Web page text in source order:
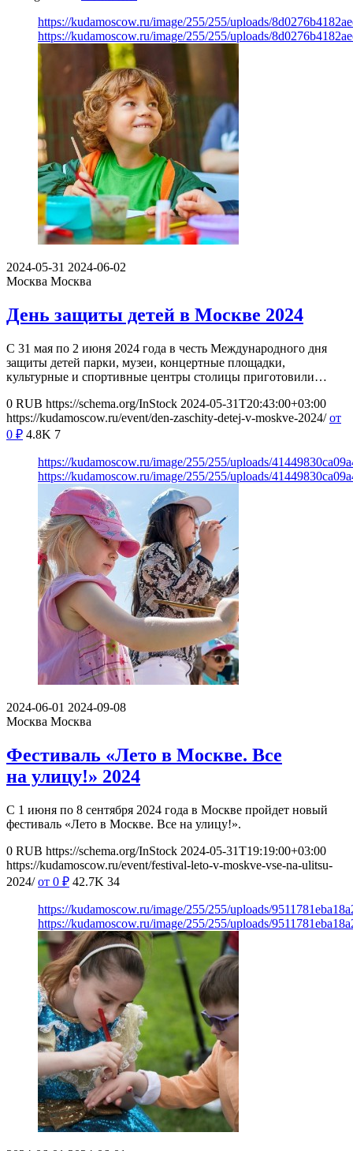
https://kudamoscow.ru/image/255/255/uploads/
https://kudamoscow.ru/image/255/255/uploads/
2024-05-31 2024-06-02
Москва Москва
День защиты детей в Москве 2024
С 31 мая по 2 июня 2024 года в честь Международного дня
защиты детей парки, музеи, концертные площадки,
культурные и спортивные центры столицы приготовили…
0 RUB https://schema.org/InStock 2024-05-31T20:43:00+03:00
https://kudamoscow.ru/event/den-zaschity-detej-v-moskve-2024/ от
0 ₽ 4.8K 7
https://kudamoscow.ru/image/255/255/uploads/
https://kudamoscow.ru/image/255/255/uploads/
2024-06-01 2024-09-08
Москва Москва
Фестиваль «Лето в Москве. Все
на улицу!» 2024
С 1 июня по 8 сентября 2024 года в Москве пройдет новый
фестиваль «Лето в Москве. Все на улицу!».
0 RUB https://schema.org/InStock 2024-05-31T19:19:00+03:00
https://kudamoscow.ru/event/festival-leto-v-moskve-vse-na-ulitsu-
2024/ от 0 ₽ 42.7K 34
https://kudamoscow.ru/image/255/255/uploads/
https://kudamoscow.ru/image/255/255/uploads/